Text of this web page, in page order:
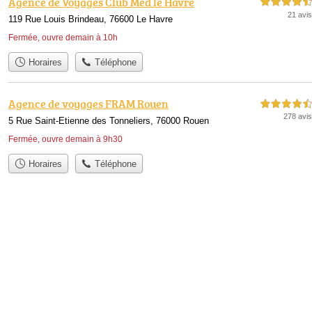
119 Rue Louis Brindeau, 76600 Le Havre
Fermée, ouvre demain à 10h
4,5 étoiles sur 5
21 avis
Horaires Téléphone
Agence de voyages FRAM Rouen
5 Rue Saint-Etienne des Tonneliers, 76000 Rouen
Fermée, ouvre demain à 9h30
4,5 étoiles sur 5
278 avis
Horaires Téléphone